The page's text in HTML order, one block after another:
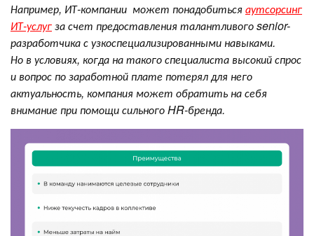
Например, ИТ-компании может понадобитьсяаутсорсинг
ИТ-услугза счет предоставления талантливого senior-
разработчика с узкоспециализированными навыками.
Но в условиях, когда на такого специалиста высокий спрос
и вопрос по заработной плате потерял для него
актуальность, компания может обратить на себя
внимание при помощи сильного HR-бренда.